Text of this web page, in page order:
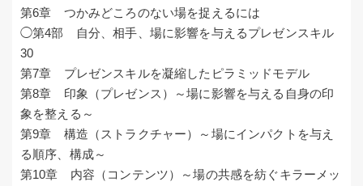
第6章 つかみどころのない場を捉えるには
◯第4部 自分、相手、場に影響を与えるプレゼンスキル
30
第7章 プレゼンスキルを凝縮したピラミッドモデル
第8章 印象（プレゼンス）～場に影響を与える自身の印
象を整える～
第9章 構造（ストラクチャー）～場にインパクトを与え
る順序、構成～
第10章 内容（コンテンツ）～場の共感を紡ぐキラーメッ